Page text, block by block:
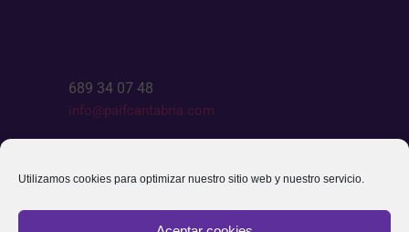
Utilizamos cookies para optimizar nuestro sitio web y nuestro servicio.
689 34 07 48
info@paifcantabria.com